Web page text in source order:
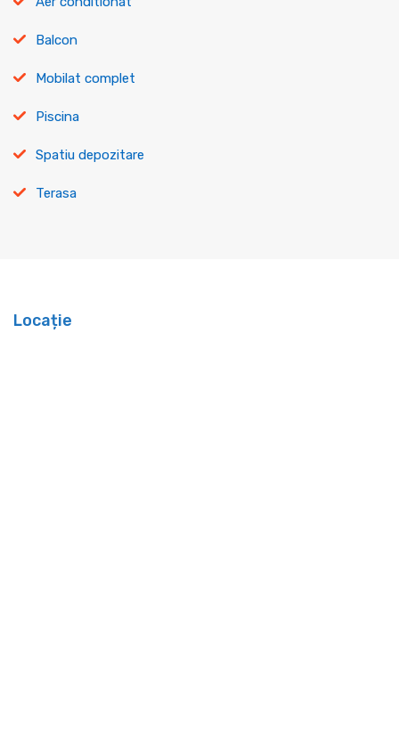
Balcon
Mobilat complet
Piscina
Spatiu depozitare
Terasa
Locație